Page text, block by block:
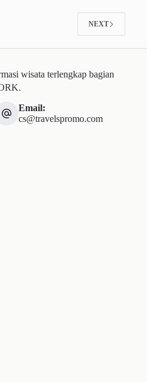
NEXT
wisata terlengkap bagian
Email:
cs@travelspromo.com